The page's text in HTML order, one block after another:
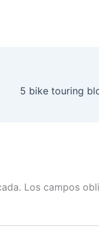
Los campos